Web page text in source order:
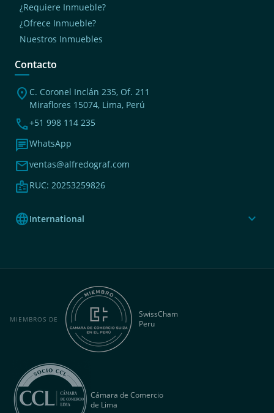
¿Requiere Inmueble?
¿Ofrece Inmueble?
Nuestros Inmuebles
Contacto
location_on C. Coronel Inclán 235, Of. 211
Miraflores 15074, Lima, Perú
phone+51 998 114 235
chatWhatsApp
mailventas@alfredograf.com
badgeRUC: 20253259826
languageInternational expand_more
MIEMBROS DE
SwissCham
Peru
Cámara de Comercio
de Lima